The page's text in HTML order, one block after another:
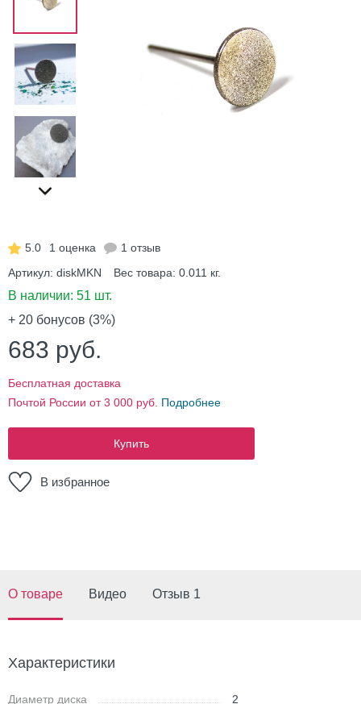
5.0 1 оценка
1 отзыв
Артикул: diskMKN Вес товара: 0.011 кг.
В наличии: 51 шт.
+ 20 бонусов (3%)
683 руб.
Бесплатная доставка
Почтой России от 3 000 руб. Подробнее
Купить
В избранное
О товаре Видео Отзыв 1
Характеристики
Диаметр диска 2